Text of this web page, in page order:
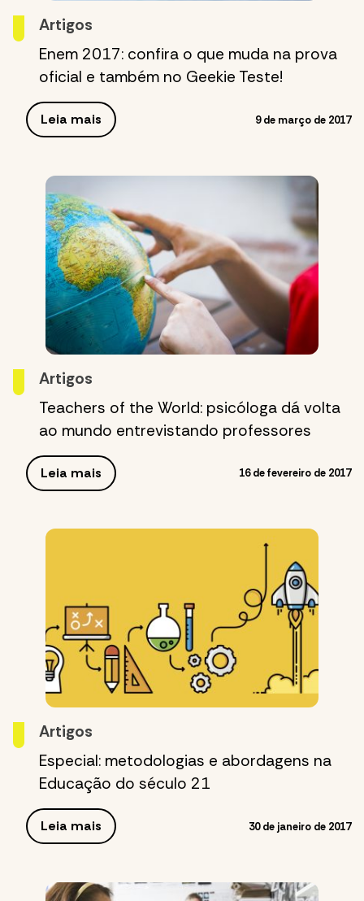
Artigos
Enem 2017: confira o que muda na prova
oficial e também no Geekie Teste!
Leia mais 9 de março de 2017
Artigos
Teachers of the World: psicóloga dá volta
ao mundo entrevistando professores
Leia mais 16 de fevereiro de 2017
Artigos
Especial: metodologias e abordagens na
Educação do século 21
Leia mais 30 de janeiro de 2017